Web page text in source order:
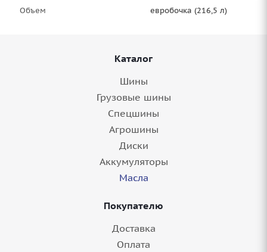
Объем евробочка (216,5 л)
Каталог
Шины
Грузовые шины
Спецшины
Агрошины
Диски
Аккумуляторы
Масла
Покупателю
Доставка
Оплата